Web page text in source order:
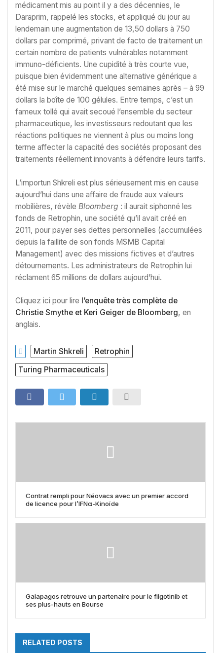
médicament mis au point il y a des décennies, le
Daraprim, rappelé les stocks, et appliqué du jour au
lendemain une augmentation de 13,50 dollars à 750
dollars par comprimé, privant de facto de traitement un
certain nombre de patients vulnérables notamment
immuno-déficients. Une cupidité à très courte vue,
puisque bien évidemment une alternative générique a
été mise sur le marché quelques semaines après – à 99
dollars la boîte de 100 gélules. Entre temps, c’est un
fameux tollé qui avait secoué l’ensemble du secteur
pharmaceutique, les investisseurs redoutant que les
réactions politiques ne viennent à plus ou moins long
terme affecter la capacité des sociétés proposant des
traitements réellement innovants à défendre leurs tarifs.
L’importun Shkreli est plus sérieusement mis en cause
aujourd’hui dans une affaire de fraude aux valeurs
mobilières, révèle Bloomberg : il aurait siphonné les
fonds de Retrophin, une société qu’il avait créé en
2011, pour payer ses dettes personnelles (accumulées
depuis la faillite de son fonds MSMB Capital
Management) avec des missions fictives et d’autres
détournements. Les administrateurs de Retrophin lui
réclament 65 millions de dollars aujourd’hui.
Cliquez ici pour lire l’enquête très complète de
Christie Smythe et Keri Geiger de Bloomberg, en
anglais.
Martin Shkreli
Retrophin
Turing Pharmaceuticals
Contrat rempli pour Néovacs avec un premier accord
de licence pour l’IFNα-Kinoïde
Galapagos retrouve un partenaire pour le filgotinib et
ses plus-hauts en Bourse
RELATED POSTS